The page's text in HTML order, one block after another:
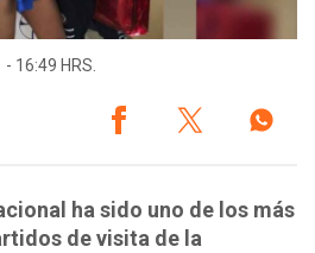
- 16:49 HRS.
ha sido uno de los más
de visita de la